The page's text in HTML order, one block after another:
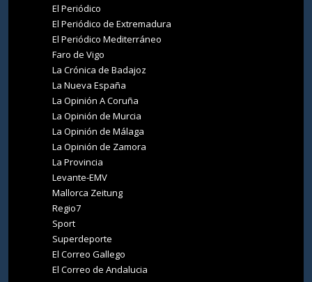
El Periódico
El Periódico de Extremadura
El Periódico Mediterráneo
Faro de Vigo
La Crónica de Badajoz
La Nueva España
La Opinión A Coruña
La Opinión de Murcia
La Opinión de Málaga
La Opinión de Zamora
La Provincia
Levante-EMV
Mallorca Zeitung
Regio7
Sport
Superdeporte
El Correo Gallego
El Correo de Andalucia